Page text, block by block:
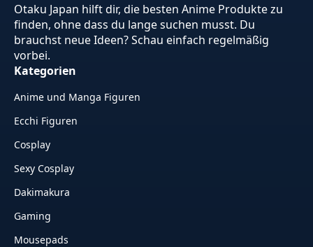
Otaku Japan hilft dir, die besten Anime Produkte zu
finden, ohne dass du lange suchen musst. Du
brauchst neue Ideen? Schau einfach regelmäßig
vorbei.
Kategorien
Anime und Manga Figuren
Ecchi Figuren
Cosplay
Sexy Cosplay
Dakimakura
Gaming
Mousepads